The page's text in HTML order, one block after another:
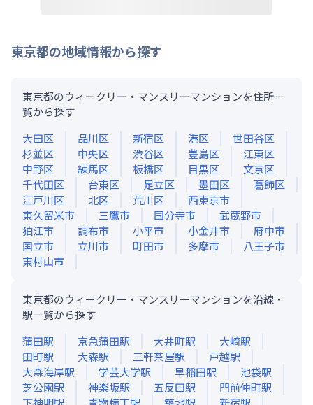
東京都の地域情報から探す
東京都のウィークリー・マンスリーマンションを住所一
覧から探す
大田区
品川区 新宿区 港区
世田谷区
杉並区
中央区 渋谷区 豊島区
江東区
中野区
練馬区 板橋区 目黒区
文京区
千代田区
台東区 足立区 墨田区
葛飾区
江戸川区
北区 荒川区
西東京市
東久留米市
三鷹市 国分寺市
武蔵野市
狛江市
調布市 小平市 小金井市
府中市
国立市
立川市 町田市 多摩市
八王子市
東村山市
東京都のウィークリー・マンスリーマンションを沿線・
駅一覧から探す
蒲田駅 京急蒲田駅 大井町駅 大崎駅
田町駅 大森駅 三軒茶屋駅 戸越駅
大森海岸駅 学芸大学駅 早稲田駅 池袋駅
芝公園駅 神楽坂駅 五反田駅 門前仲町駅